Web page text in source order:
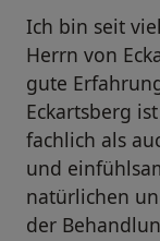
Ich bin seit
Herrn von
gute
Eckartsberg
fachlich als
und
natürlichen
der